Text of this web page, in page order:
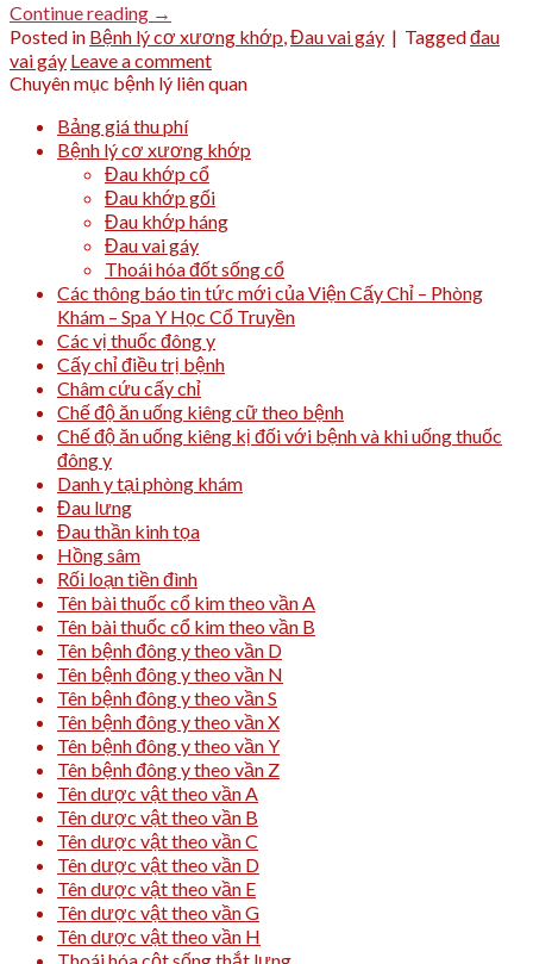
Continue reading →
Posted in Bệnh lý cơ xương khớp,Đau vai gáy | Taggedđau
vai gáy Leave a comment
Chuyên mục bệnh lý liên quan
Bảng giá thu phí
Bệnh lý cơ xương khớp
Đau khớp cổ
Đau khớp gối
Đau khớp háng
Đau vai gáy
Thoái hóa đốt sống cổ
Các thông báo tin tức mới của Viện Cấy Chỉ – Phòng
Khám – Spa Y Học Cổ Truyền
Các vị thuốc đông y
Cấy chỉ điều trị bệnh
Châm cứu cấy chỉ
Chế độ ăn uống kiêng cữ theo bệnh
Chế độ ăn uống kiêng kị đối với bệnh và khi uống thuốc
đông y
Danh y tại phòng khám
Đau lưng
Đau thần kinh tọa
Hồng sâm
Rối loạn tiền đình
Tên bài thuốc cổ kim theo vần A
Tên bài thuốc cổ kim theo vần B
Tên bệnh đông y theo vần D
Tên bệnh đông y theo vần N
Tên bệnh đông y theo vần S
Tên bệnh đông y theo vần X
Tên bệnh đông y theo vần Y
Tên bệnh đông y theo vần Z
Tên dược vật theo vần A
Tên dược vật theo vần B
Tên dược vật theo vần C
Tên dược vật theo vần D
Tên dược vật theo vần E
Tên dược vật theo vần G
Tên dược vật theo vần H